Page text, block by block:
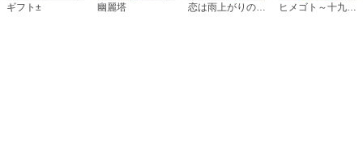
ギフト± 幽麗塔 ヒメゴト～十九歳の制服～